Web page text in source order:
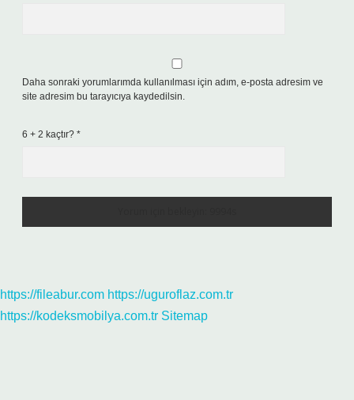
Daha sonraki yorumlarımda kullanılması için adım, e-posta adresim ve
site adresim bu tarayıcıya kaydedilsin.
6 + 2 kaçtır? *
https://fileabur.com https://uguroflaz.com.tr
https://kodeksmobilya.com.tr Sitemap